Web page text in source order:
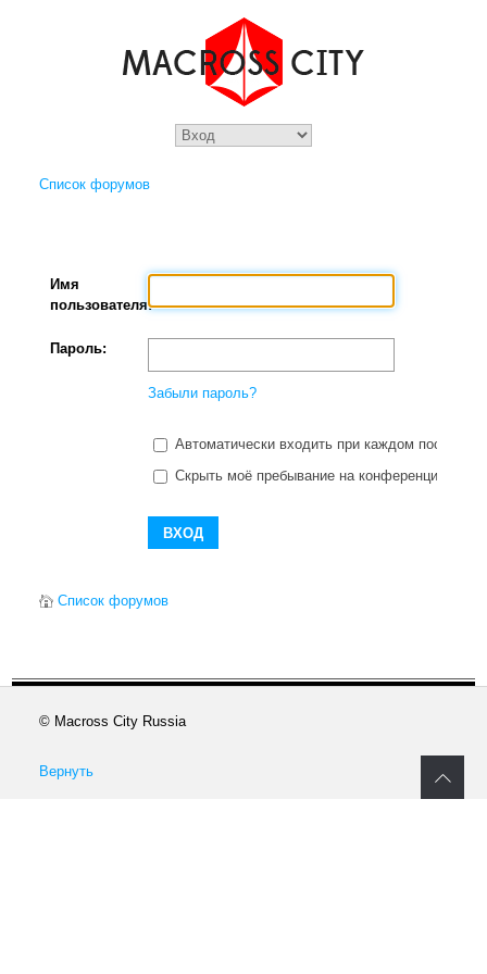
Список форумов
Имя
пользователя:
Пароль:
Забыли пароль?
Автоматически входить при каждом
Скрыть моё пребывание на конференции в
Список форумов
© Macross City Russia
Вернуть